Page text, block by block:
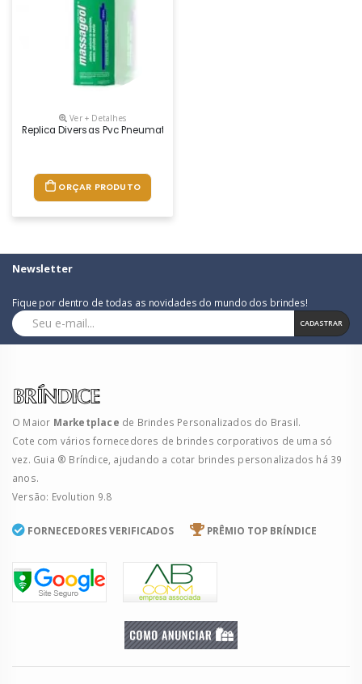
Ver + Detalhes
Replica Diversas Pvc Pneumatico
ORÇAR PRODUTO
Newsletter
Fique por dentro de todas as novidades do mundo dos brindes!
CADASTRAR
O Maior Marketplace de Brindes Personalizados do Brasil.
Cote com vários fornecedores de brindes corporativos de uma só
vez. Guia ® Bríndice, ajudando a cotar brindes personalizados há 39
anos.
Versão: Evolution 9.8
FORNECEDORES VERIFICADOS PRÊMIO TOP BRÍNDICE